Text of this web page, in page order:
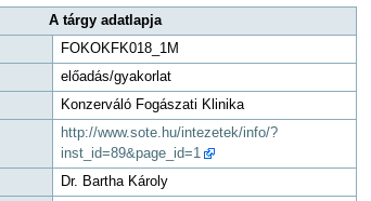
A tárgy adatlapja
FOKOKFK018_1M
előadás/gyakorlat
Konzerváló Fogászati Klinika
http://www.sote.hu/intezetek/info/?
inst_id=89&page_id=1
Dr. Bartha Károly